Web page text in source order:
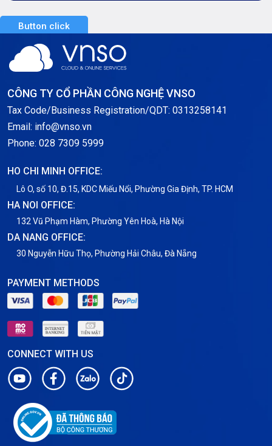
Server Dedicated (Máy chủ riêng)
Server GPU
Server Windows
Notification
Thông tin chung
Tin tức
VNPT
Button click
CÔNG TY CỔ PHẦN CÔNG NGHỆ VNSO
Tax Code/Business Registration/QDT: 0313258141
Email: info@vnso.vn
Phone: 028 7309 5999
HO CHI MINH OFFICE:
Lô O, số 10, Đ.15, KDC Miếu Nổi, Phường Gia Định, TP. HCM
HA NOI OFFICE:
132 Vũ Phạm Hàm, Phường Yên Hoà, Hà Nội
DA NANG OFFICE:
30 Nguyễn Hữu Thọ, Phường Hải Châu, Đà Nẵng
PAYMENT METHODS
CONNECT WITH US